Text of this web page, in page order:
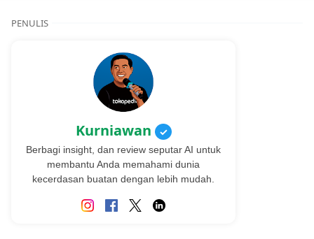
PENULIS
Kurniawan ✓
Berbagi insight, dan review seputar AI untuk
membantu Anda memahami dunia
kecerdasan buatan dengan lebih mudah.